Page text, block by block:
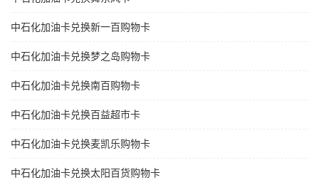
中石化加油卡兑换新一百购物卡
中石化加油卡兑换梦之岛购物卡
中石化加油卡兑换南百购物卡
中石化加油卡兑换百益超市卡
中石化加油卡兑换麦凯乐购物卡
中石化加油卡兑换太阳百货购物卡